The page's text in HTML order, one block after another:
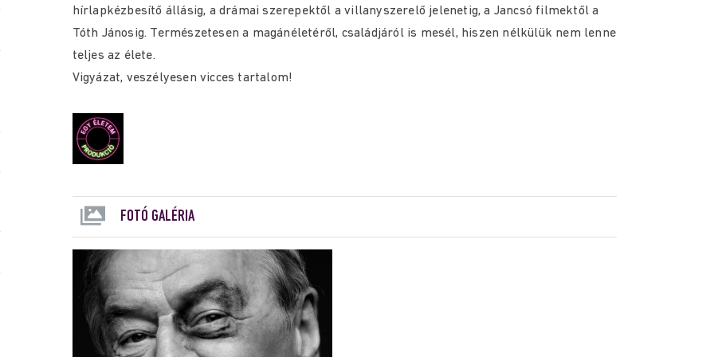
hírlapkézbesítő állásig, a drámai szerepektől a villanyszerelő jelenetig, a Jancsó filmektől a
Tóth Jánosig. Természetesen a magánéletéről, családjáról is mesél, hiszen nélkülük nem lenne
teljes az élete.
Vigyázat, veszélyesen vicces tartalom!
FOTÓ GALÉRIA